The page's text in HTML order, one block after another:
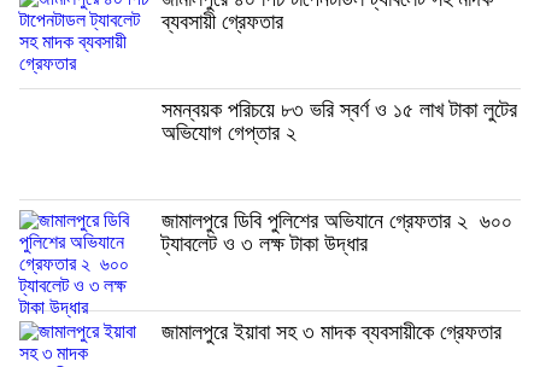
ব্যবসায়ী গ্রেফতার
সমন্বয়ক পরিচয়ে ৮৩ ভরি স্বর্ণ ও ১৫ লাখ টাকা লুটের
অভিযোগ গেপ্তার ২
জামালপুরে ডিবি পুলিশের অভিযানে গ্রেফতার ২ ৬০০
ট্যাবলেট ও ৩ লক্ষ টাকা উদ্ধার
জামালপুরে ইয়াবা সহ ৩ মাদক ব্যবসায়ীকে গ্রেফতার